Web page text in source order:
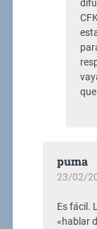
puma
23/02/
Es fácil.
«hablar